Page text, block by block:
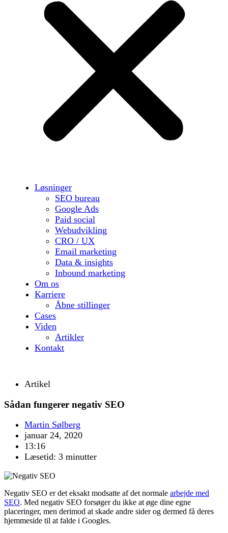
Løsninger
SEO bureau
Google Ads
Paid social
Webudvikling
CRO / UX
Email marketing
Data & insights
Inbound marketing
Om os
Karriere
Åbne stillinger
Cases
Viden
Artikler
Kontakt
Artikel
Sådan fungerer negativ SEO
Martin Sølberg
januar 24, 2020
13:16
Læsetid: 3 minutter
Negativ SEO er det eksakt modsatte af det normale arbejde med
SEO. Med negativ SEO forsøger du ikke at øge dine egne
placeringer, men derimod at skade andre sider og dermed få deres
hjemmeside til at falde i Googles.